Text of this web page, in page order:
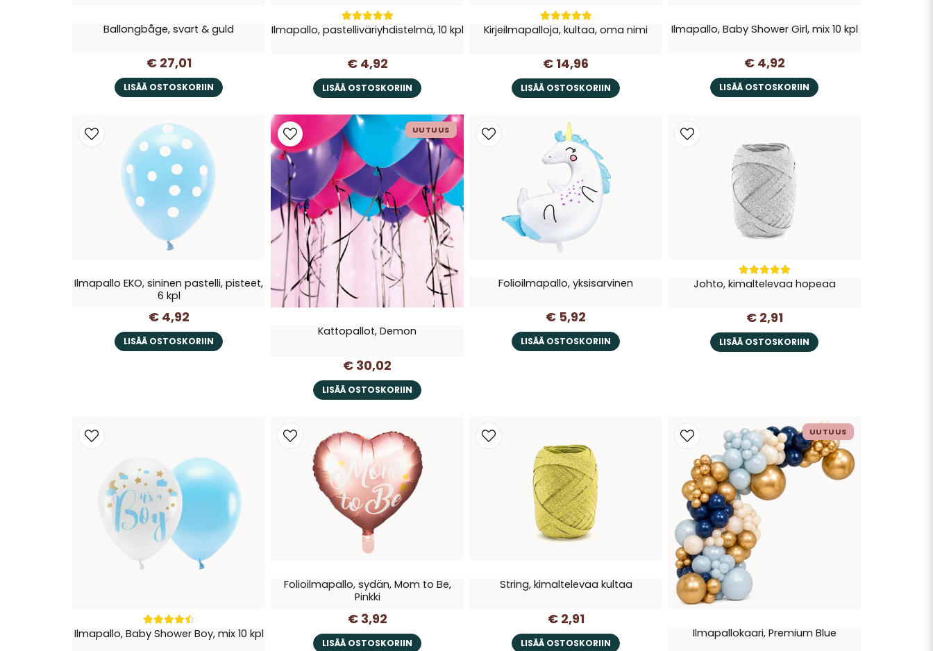
Ballongbåge, svart & guld
€ 27,01
LISÄÄ OSTOSKORIIN
Ilmapallo, pastelliväriyhdistelmä, 10 kpl
€ 4,92
LISÄÄ OSTOSKORIIN
Kirjeilmapalloja, kultaa, oma nimi
€ 14,96
LISÄÄ OSTOSKORIIN
Ilmapallo, Baby Shower Girl, mix 10 kpl
€ 4,92
LISÄÄ OSTOSKORIIN
Ilmapallo EKO, sininen pastelli, pisteet,
6 kpl
€ 4,92
LISÄÄ OSTOSKORIIN
Kattopallot, Demon
€ 30,02
LISÄÄ OSTOSKORIIN
UUTUUS
Folioilmapallo, yksisarvinen
€ 5,92
LISÄÄ OSTOSKORIIN
Johto, kimaltelevaa hopeaa
€ 2,91
LISÄÄ OSTOSKORIIN
Ilmapallo, Baby Shower Boy, mix 10 kpl
Folioilmapallo, sydän, Mom to Be,
Pinkki
€ 3,92
LISÄÄ OSTOSKORIIN
String, kimaltelevaa kultaa
€ 2,91
LISÄÄ OSTOSKORIIN
Ilmapallokaari, Premium Blue
UUTUUS